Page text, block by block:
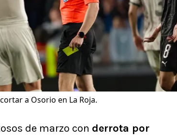
a Osorio en La Roja.
de marzo con derrota por